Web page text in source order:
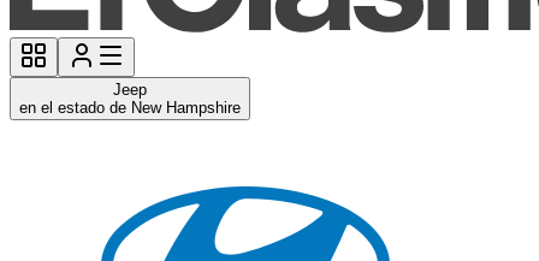
Jeep
en el estado de New Hampshire